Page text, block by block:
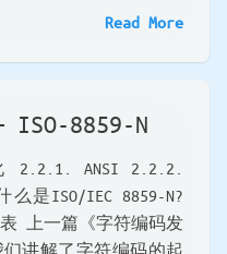
Read More
ISO-8859-N
ANSI 2.2.2.
是ISO/IEC 8859-N?
上一篇《字符编码发
讲解了字符编码的起